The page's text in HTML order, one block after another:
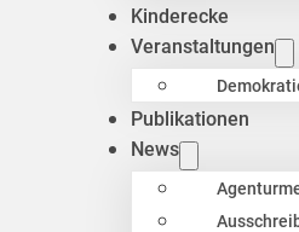
Kinderecke
Veranstaltungen
Publikationen
News